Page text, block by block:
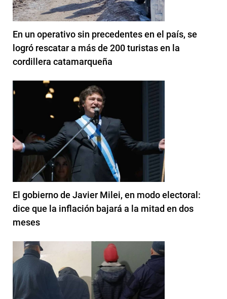
En un operativo sin precedentes en el país, se
logró rescatar a más de 200 turistas en la
cordillera catamarqueña
El gobierno de Javier Milei, en modo electoral:
dice que la inflación bajará a la mitad en dos
meses